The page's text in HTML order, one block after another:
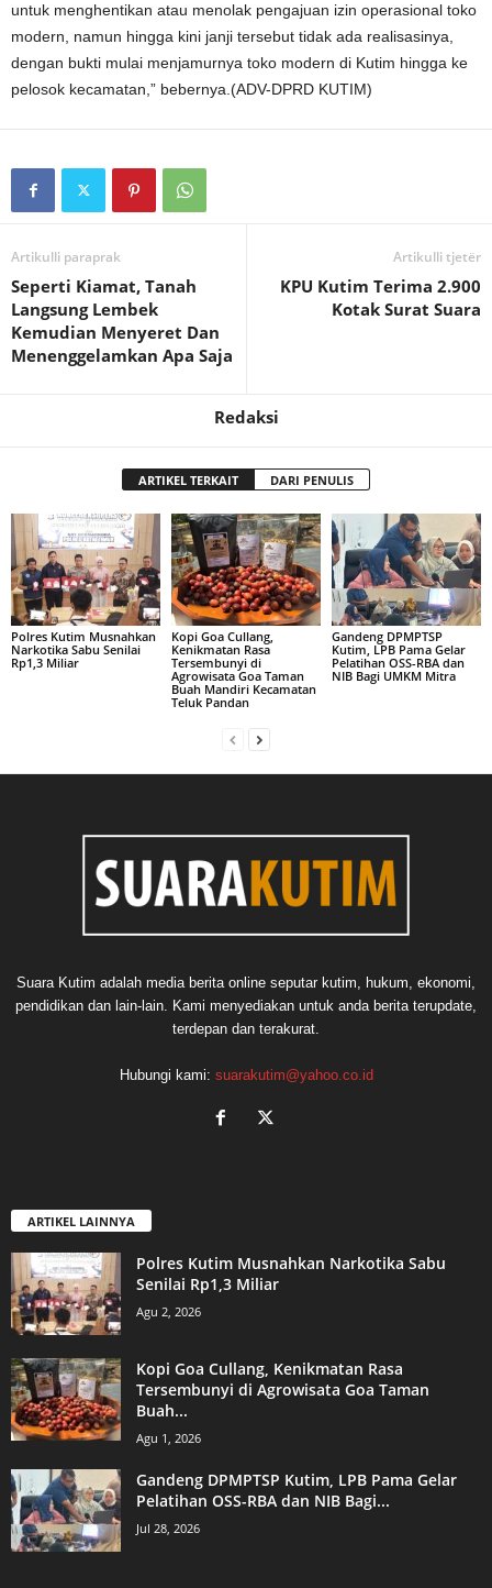
untuk menghentikan atau menolak pengajuan izin operasional toko
modern, namun hingga kini janji tersebut tidak ada realisasinya,
dengan bukti mulai menjamurnya toko modern di Kutim hingga ke
pelosok kecamatan,” bebernya.(ADV-DPRD KUTIM)
Artikulli paraprak
Seperti Kiamat, Tanah
Langsung Lembek
Kemudian Menyeret Dan
Menenggelamkan Apa Saja
Artikulli tjetër
KPU Kutim Terima 2.900
Kotak Surat Suara
Redaksi
ARTIKEL TERKAIT DARI PENULIS
Polres Kutim Musnahkan
Narkotika Sabu Senilai
Rp1,3 Miliar
Kopi Goa Cullang,
Kenikmatan Rasa
Tersembunyi di
Agrowisata Goa Taman
Buah Mandiri Kecamatan
Teluk Pandan
Gandeng DPMPTSP
Kutim, LPB Pama Gelar
Pelatihan OSS-RBA dan
NIB Bagi UMKM Mitra
Suara Kutim adalah media berita online seputar kutim, hukum, ekonomi,
pendidikan dan lain-lain. Kami menyediakan untuk anda berita terupdate,
terdepan dan terakurat.
Hubungi kami: suarakutim@yahoo.co.id
ARTIKEL LAINNYA
Polres Kutim Musnahkan Narkotika Sabu
Senilai Rp1,3 Miliar
Agu 2, 2026
Kopi Goa Cullang, Kenikmatan Rasa
Tersembunyi di Agrowisata Goa Taman
Buah...
Agu 1, 2026
Gandeng DPMPTSP Kutim, LPB Pama Gelar
Pelatihan OSS-RBA dan NIB Bagi...
Jul 28, 2026